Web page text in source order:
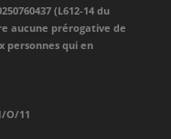
(L612-14 du
aucune prérogative de
personnes qui en
O/11